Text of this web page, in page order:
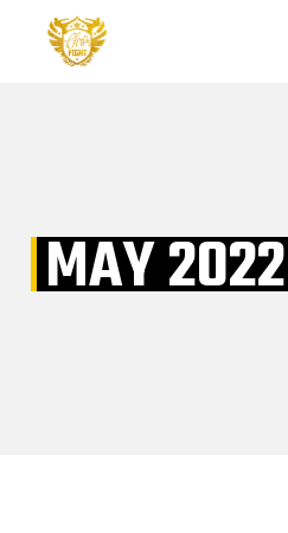
content
MAY 2022